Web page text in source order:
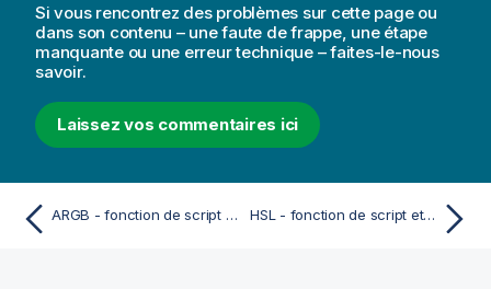
Si vous rencontrez des problèmes sur cette page ou
dans son contenu – une faute de frappe, une étape
manquante ou une erreur technique – faites-le-nous
savoir.
Laissez vos commentaires ici
ARGB - fonction de script et fonction de graphique HSL - fonction de script et fonction de graphique